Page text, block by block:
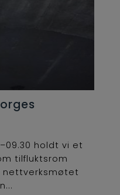
holdt vi et
tilfluktsrom
nettverksmøtet